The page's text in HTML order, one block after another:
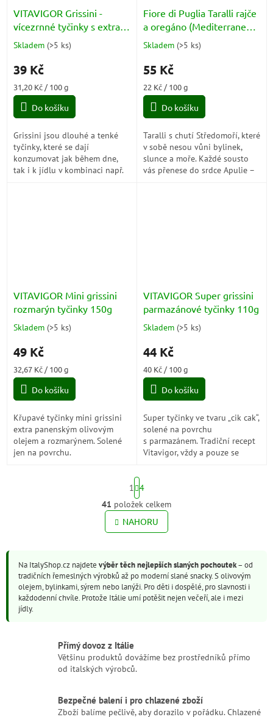
VITAVIGOR Grissini -
vícezrnné tyčinky s extra
panenským olivovým
olejem 125g
Průměrné
produktu
5,0
5
Skladem (>5 ks)
39 Kč
Měrná
cena:
31,20 Kč / 100 g
Do košíku
Grissini jsou dlouhé a tenké
tyčinky, které se dají
konzumovat jak během dne,
tak i k jídlu v kombinaci např.
Fiore di Puglia Taralli rajče
a oregáno (Mediterraneo
Tomato a Oregano) 250g
Průměrné
produktu
4,3
5
Skladem (>5 ks)
55 Kč
Měrná
cena:
22 Kč / 100 g
Do košíku
Taralli s chutí Středomoří, které
v sobě nesou vůni bylinek,
slunce a moře. Každé sousto
vás přenese do srdce Apulie –
VITAVIGOR Mini grissini
rozmarýn tyčinky 150g
Průměrné
produktu
5,0
5
Skladem (>5 ks)
49 Kč
Měrná
cena:
32,67 Kč / 100 g
Do košíku
Křupavé tyčinky mini grissini
extra panenským olivovým
olejem a rozmarýnem. Solené
jen na povrchu.
VITAVIGOR Super grissini
parmazánové tyčinky 110g
Průměrné
produktu
5,0
5
Skladem (>5 ks)
44 Kč
Měrná
cena:
40 Kč / 100 g
Do košíku
Super tyčinky ve tvaru „cik cak“,
solené na povrchu
s parmazánem. Tradiční recept
Vitavigor, vždy a pouze se
klikatý tvar a je...
O
v
l
a
c
í
p
v
ý
s
S
t
r
á
n
k
á
n
í
1 4
41 položek celkem
NAHORU
Na ItalyShop.cz najdete výběr těch nejlepších slaných pochoutek– od
tradičních řemeslných výrobků až po moderní slané snacky. S olivovým
olejem, bylinkami, sýrem nebo lanýži. Pro děti i dospělé, pro slavnosti i
každodenní chvíle. Protože Itálie umí potěšit nejen večeří, ale i mezi
jídly.
Přímý dovoz z Itálie
Většinu produktů dovážíme bez prostředníků přímo
od italských výrobců.
Bezpečné balení i pro chlazené zboží
Zboží balíme pečlivě, aby dorazilo v pořádku. Chlazené